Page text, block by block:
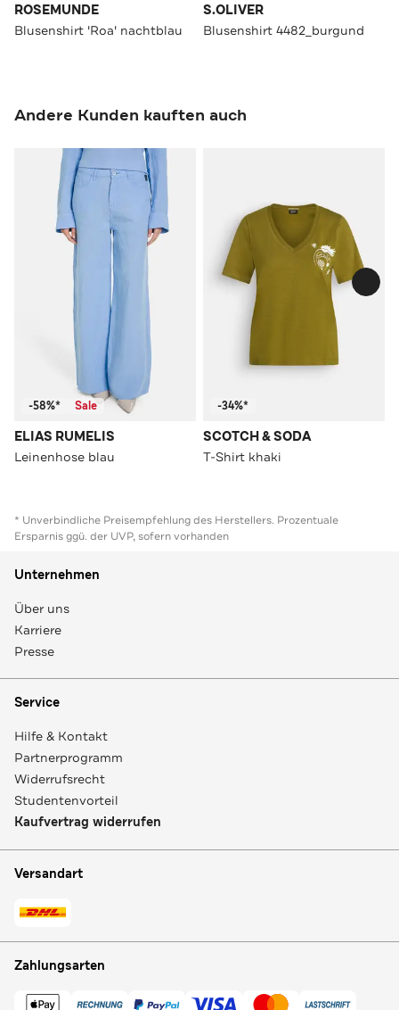
ROSEMUNDE
Blusenshirt 'Roa' nachtblau
S.OLIVER
Blusenshirt 4482_burgund
Andere Kunden kauften auch
-58%* Sale
ELIAS RUMELIS
Leinenhose blau
-34%*
SCOTCH & SODA
T-Shirt khaki
* Unverbindliche Preisempfehlung des Herstellers. Prozentuale
Ersparnis ggü. der UVP, sofern vorhanden
Unternehmen
Über uns
Karriere
Presse
Service
Hilfe & Kontakt
Partnerprogramm
Widerrufsrecht
Studentenvorteil
Kaufvertrag widerrufen
Versandart
Zahlungsarten